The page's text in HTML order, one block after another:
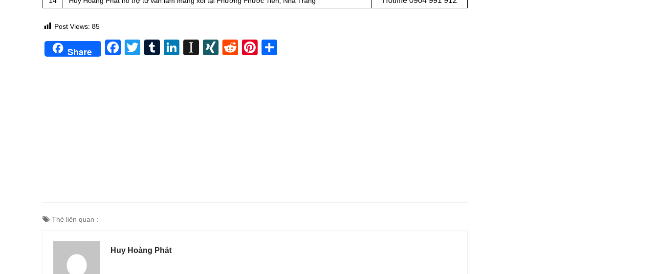
Post Views: 85
Share Facebook
TwitterTumblrLinkedIn
Instapaper
XINGRedditPinterest
Thẻ liên quan :
Huy Hoàng Phát